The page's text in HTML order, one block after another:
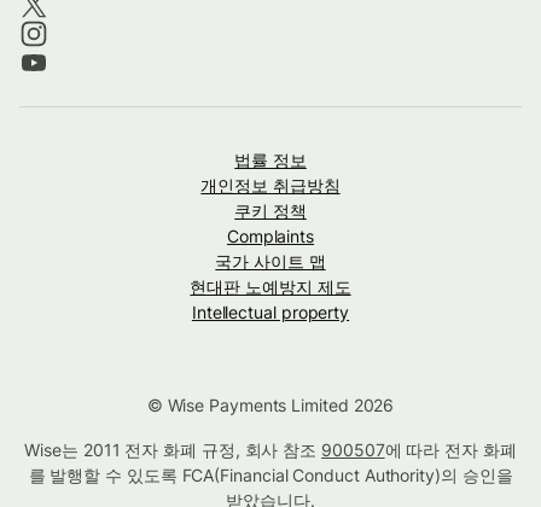
법률 정보
개인정보 취급방침
쿠키 정책
Complaints
국가 사이트 맵
현대판 노예방지 제도
Intellectual property
© Wise Payments Limited 2026
Wise는 2011 전자 화폐 규정, 회사 참조 900507에 따라 전자 화폐
를 발행할 수 있도록 FCA(Financial Conduct Authority)의 승인을
받았습니다.